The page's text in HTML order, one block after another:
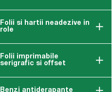
Folii si hartii neadezive in
role
Folii imprimabile
serigrafic si offset
Benzi antiderapante